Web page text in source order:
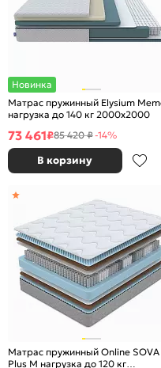
Новинка
Матрас пружинный Elysium
нагрузка до 140 кг 2000x2000
73 461₽85 420 ₽-14%
В корзину
Матрас пружинный Online SOVA
Plus M нагрузка до 120 кг